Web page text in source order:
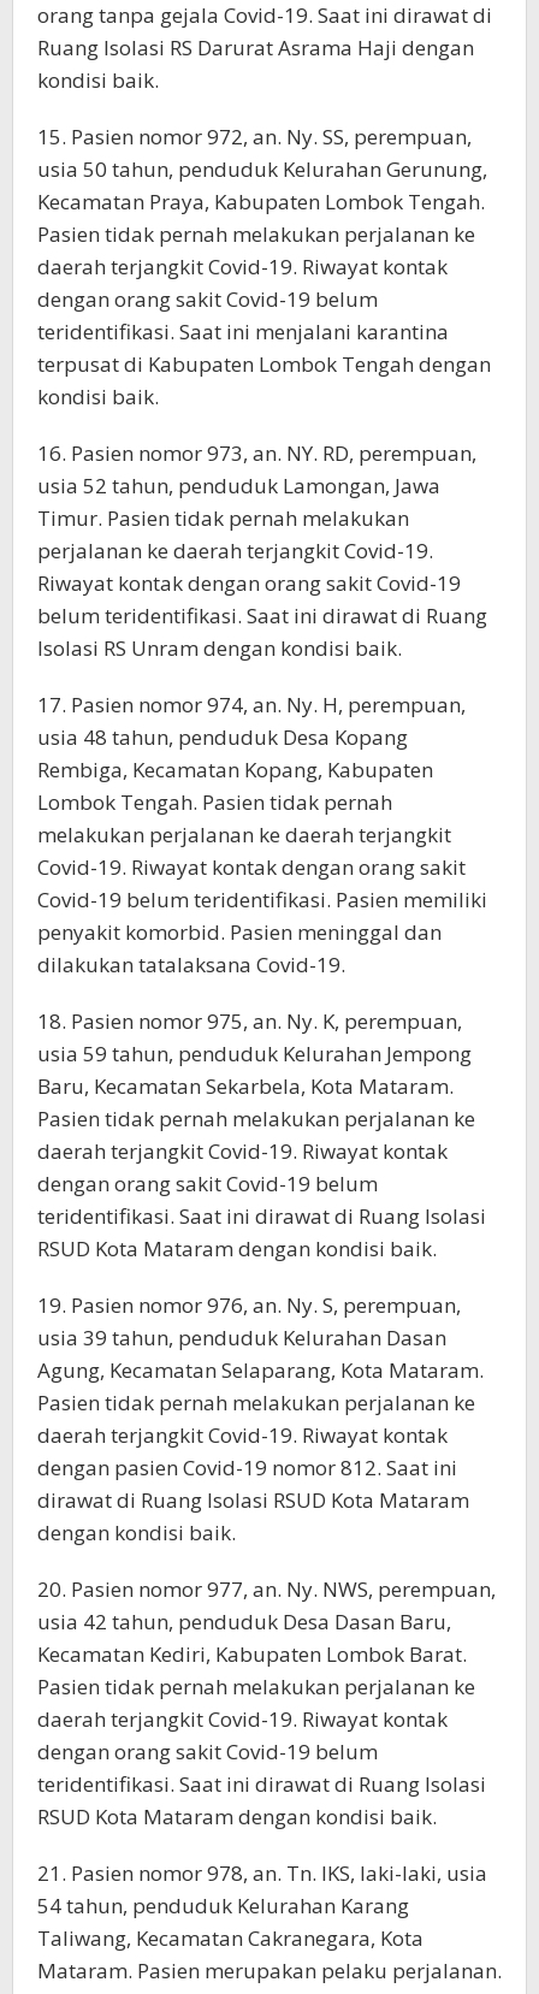
orang tanpa gejala Covid-19. Saat ini dirawat di
Ruang Isolasi RS Darurat Asrama Haji dengan
kondisi baik.
15. Pasien nomor 972, an. Ny. SS, perempuan,
usia 50 tahun, penduduk Kelurahan Gerunung,
Kecamatan Praya, Kabupaten Lombok Tengah.
Pasien tidak pernah melakukan perjalanan ke
daerah terjangkit Covid-19. Riwayat kontak
dengan orang sakit Covid-19 belum
teridentifikasi. Saat ini menjalani karantina
terpusat di Kabupaten Lombok Tengah dengan
kondisi baik.
16. Pasien nomor 973, an. NY. RD, perempuan,
usia 52 tahun, penduduk Lamongan, Jawa
Timur. Pasien tidak pernah melakukan
perjalanan ke daerah terjangkit Covid-19.
Riwayat kontak dengan orang sakit Covid-19
belum teridentifikasi. Saat ini dirawat di Ruang
Isolasi RS Unram dengan kondisi baik.
17. Pasien nomor 974, an. Ny. H, perempuan,
usia 48 tahun, penduduk Desa Kopang
Rembiga, Kecamatan Kopang, Kabupaten
Lombok Tengah. Pasien tidak pernah
melakukan perjalanan ke daerah terjangkit
Covid-19. Riwayat kontak dengan orang sakit
Covid-19 belum teridentifikasi. Pasien memiliki
penyakit komorbid. Pasien meninggal dan
dilakukan tatalaksana Covid-19.
18. Pasien nomor 975, an. Ny. K, perempuan,
usia 59 tahun, penduduk Kelurahan Jempong
Baru, Kecamatan Sekarbela, Kota Mataram.
Pasien tidak pernah melakukan perjalanan ke
daerah terjangkit Covid-19. Riwayat kontak
dengan orang sakit Covid-19 belum
teridentifikasi. Saat ini dirawat di Ruang Isolasi
RSUD Kota Mataram dengan kondisi baik.
19. Pasien nomor 976, an. Ny. S, perempuan,
usia 39 tahun, penduduk Kelurahan Dasan
Agung, Kecamatan Selaparang, Kota Mataram.
Pasien tidak pernah melakukan perjalanan ke
daerah terjangkit Covid-19. Riwayat kontak
dengan pasien Covid-19 nomor 812. Saat ini
dirawat di Ruang Isolasi RSUD Kota Mataram
dengan kondisi baik.
20. Pasien nomor 977, an. Ny. NWS, perempuan,
usia 42 tahun, penduduk Desa Dasan Baru,
Kecamatan Kediri, Kabupaten Lombok Barat.
Pasien tidak pernah melakukan perjalanan ke
daerah terjangkit Covid-19. Riwayat kontak
dengan orang sakit Covid-19 belum
teridentifikasi. Saat ini dirawat di Ruang Isolasi
RSUD Kota Mataram dengan kondisi baik.
21. Pasien nomor 978, an. Tn. IKS, laki-laki, usia
54 tahun, penduduk Kelurahan Karang
Taliwang, Kecamatan Cakranegara, Kota
Mataram. Pasien merupakan pelaku perjalanan.